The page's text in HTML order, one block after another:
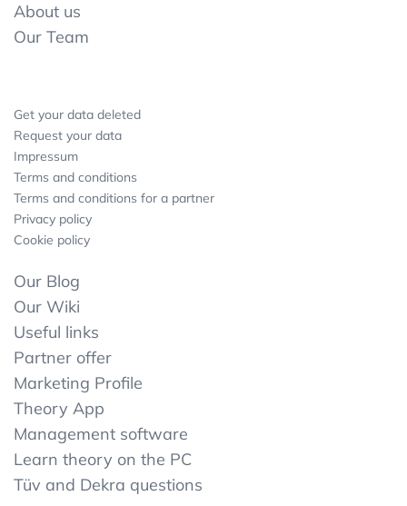
About us
Our Team
Get your data deleted
Request your data
Impressum
Terms and conditions
Terms and conditions for a partner
Privacy policy
Cookie policy
Our Blog
Our Wiki
Useful links
Partner offer
Marketing Profile
Theory App
Management software
Learn theory on the PC
Tüv and Dekra questions